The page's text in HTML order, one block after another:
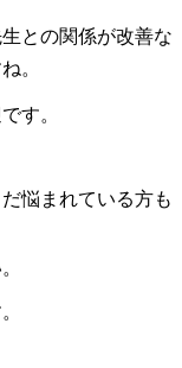
との関係が改善な
。
す。
悩まれている方も